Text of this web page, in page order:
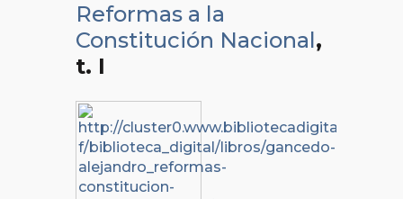
Reformas a la
Constitución Nacional,
t. I